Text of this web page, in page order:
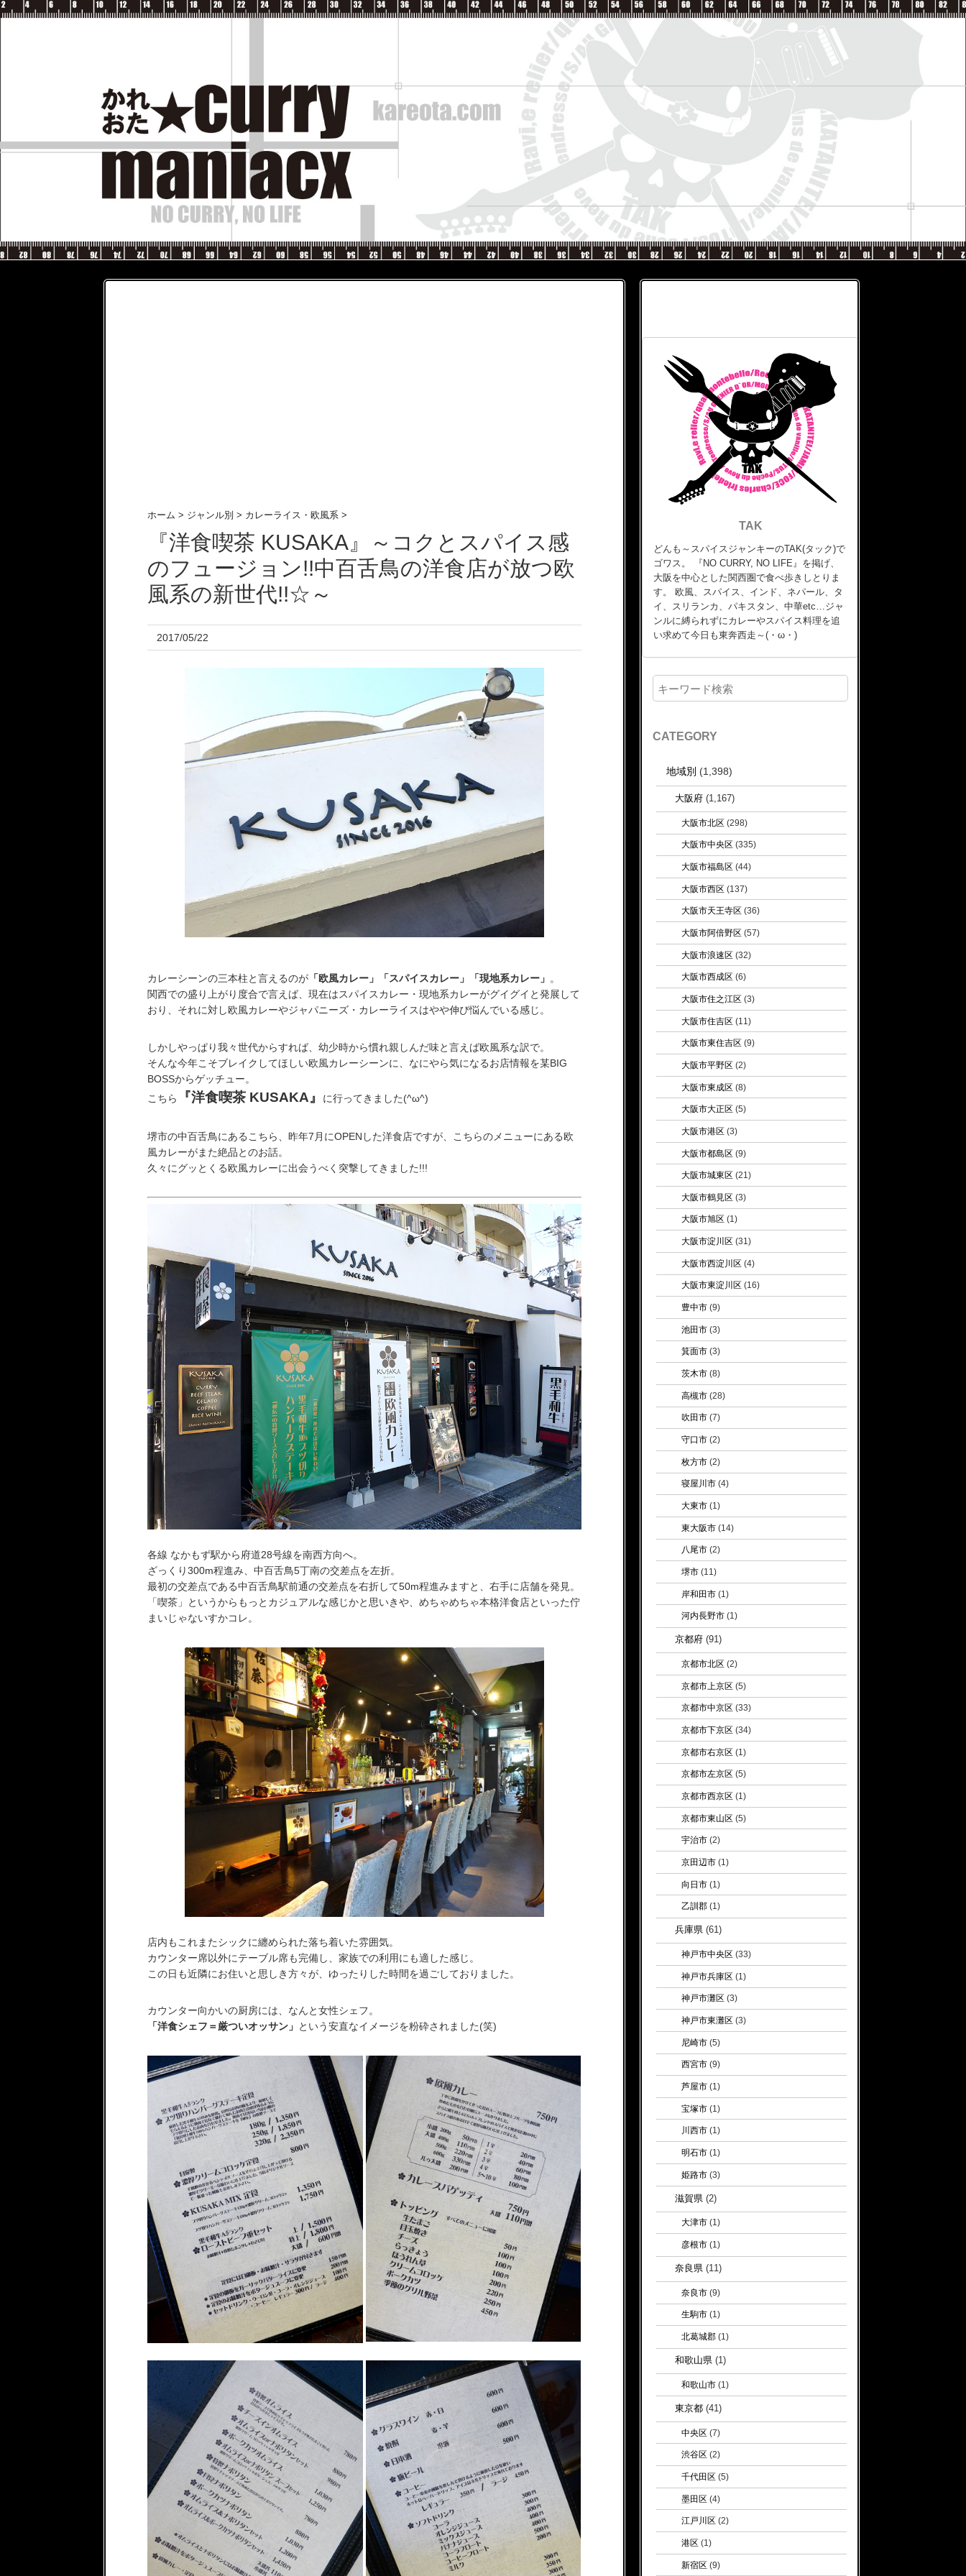
ホーム > ジャンル別 > カレーライス・欧風系 >
『洋食喫茶 KUSAKA』～コクとスパイス感
のフュージョン!!中百舌鳥の洋食店が放つ欧
風系の新世代!!☆～
2017/05/22
カレーシーンの三本柱と言えるのが 「欧風カレー」「スパイスカレー」「現地系カレー」 。
関西での盛り上がり度合で言えば、現在はスパイスカレー・現地系カレーがグイグイと発展して
おり、それに対し欧風カレーやジャパニーズ・カレーライスはやや伸び悩んでいる感じ。
しかしやっぱり我々世代からすれば、幼少時から慣れ親しんだ味と言えば欧風系な訳で。
そんな今年こそブレイクしてほしい欧風カレーシーンに、なにやら気になるお店情報を某BIG
BOSSからゲッチュー。
こちら
『洋食喫茶 KUSAKA』 に行ってきました(^ω^)
堺市の中百舌鳥にあるこちら、昨年7月にOPENした洋食店ですが、こちらのメニューにある欧
風カレーがまた絶品とのお話。
久々にグッとくる欧風カレーに出会うべく突撃してきました!!!
各線 なかもず駅から府道28号線を南西方向へ。
ざっくり300m程進み、中百舌鳥5丁南の交差点を左折。
最初の交差点である中百舌鳥駅前通の交差点を右折して50m程進みますと、右手に店舗を発見。
「喫茶」というからもっとカジュアルな感じかと思いきや、めちゃめちゃ本格洋食店といった佇
まいじゃないすかコレ。
店内もこれまたシックに纏められた落ち着いた雰囲気。
カウンター席以外にテーブル席も完備し、家族での利用にも適した感じ。
この日も近隣にお住いと思しき方々が、ゆったりした時間を過ごしておりました。
カウンター向かいの厨房には、なんと女性シェフ。
「洋食シェフ＝厳ついオッサン」 という安直なイメージを粉砕されました(笑)
TAK
どんも～スパイスジャンキーのTAK(タック)で
ゴワス。 『NO CURRY, NO LIFE』を掲げ、
大阪を中心とした関西圏で食べ歩きしとりま
す。 欧風、スパイス、インド、ネパール、タ
イ、スリランカ、パキスタン、中華etc…ジャ
ンルに縛られずにカレーやスパイス料理を追
い求めて今日も東奔西走～(・ω・)
CATEGORY
地域別 (1,398)
大阪府(1,167)
大阪市北区(298)
大阪市中央区 (335)
大阪市福島区(44)
大阪市西区(137)
大阪市天王寺区 (36)
大阪市阿倍野区(57)
大阪市浪速区(32)
大阪市西成区 (6)
大阪市住之江区(3)
大阪市住吉区(11)
大阪市東住吉区 (9)
大阪市平野区(2)
大阪市東成区(8)
大阪市大正区 (5)
大阪市港区(3)
大阪市都島区(9)
大阪市城東区 (21)
大阪市鶴見区(3)
大阪市旭区 (1)
大阪市淀川区 (31)
大阪市西淀川区(4)
大阪市東淀川区 (16)
豊中市(9)
池田市(3)
箕面市(3)
茨木市(8)
高槻市(28)
吹田市(7)
守口市(2)
枚方市(2)
寝屋川市(4)
大東市(1)
東大阪市(14)
八尾市(2)
堺市(11)
岸和田市(1)
河内長野市(1)
京都府(91)
京都市北区 (2)
京都市上京区(5)
京都市中京区 (33)
京都市下京区(34)
京都市右京区(1)
京都市左京区 (5)
京都市西京区(1)
京都市東山区(5)
宇治市(2)
京田辺市(1)
向日市(1)
乙訓郡(1)
兵庫県(61)
神戸市中央区(33)
神戸市兵庫区(1)
神戸市灘区 (3)
神戸市東灘区(3)
尼崎市(5)
西宮市(9)
芦屋市(1)
宝塚市(1)
川西市(1)
明石市(1)
姫路市(3)
滋賀県(2)
大津市(1)
彦根市(1)
奈良県(11)
奈良市(9)
生駒市(1)
北葛城郡(1)
和歌山県(1)
和歌山市(1)
東京都(41)
中央区(7)
渋谷区 (2)
千代田区(5)
墨田区(4)
江戸川区 (2)
港区(1)
新宿区(9)